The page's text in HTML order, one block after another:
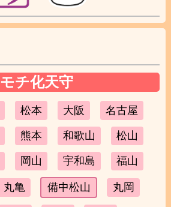
モチ化天守
松本 大阪 名古屋
熊本 和歌山 松山
岡山 宇和島 福山
丸亀 備中松山 丸岡